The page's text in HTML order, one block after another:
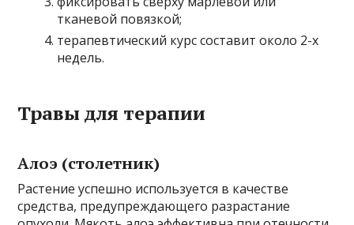
тканевой повязкой;
терапевтический курс составит около 2-х
недель.
Травы для терапии
Алоэ (столетник)
Растение успешно используется в качестве
средства, предупреждающего разрастание